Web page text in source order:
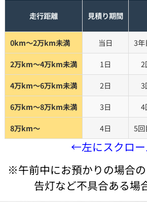
走行距離 見積り期間
0km～2万km未満
当日 3年
2万km～4万km未満
1日 2
4万km～6万km未満
2日 3
6万km～8万km未満
3日 4
8万km～
4日 5回
←左にスクロ
※午前中にお預かりの場合
告灯など不具合ある場